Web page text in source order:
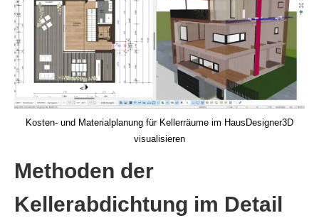
Kosten- und Materialplanung für Kellerräume im HausDesigner3D
visualisieren
Methoden der
Kellerabdichtung im Detail